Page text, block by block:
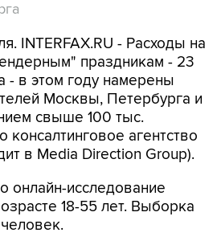
INTERFAX.RU - Расходы на
праздникам - 23
- в этом году намерены
Москвы, Петербурга и
свыше 100 тыс.
консалтинговое агентство
в Media Direction Group).
онлайн-исследование
18-55 лет. Выборка